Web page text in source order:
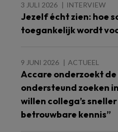
3 JULI 2026 INTERVIEW
Jezelf écht zien: hoe
toegankelijk wordt
9 JUNI 2026 ACTUEEL
Accare onderzoekt de
ondersteund zoeken
willen collega’s
betrouwbare kennis”